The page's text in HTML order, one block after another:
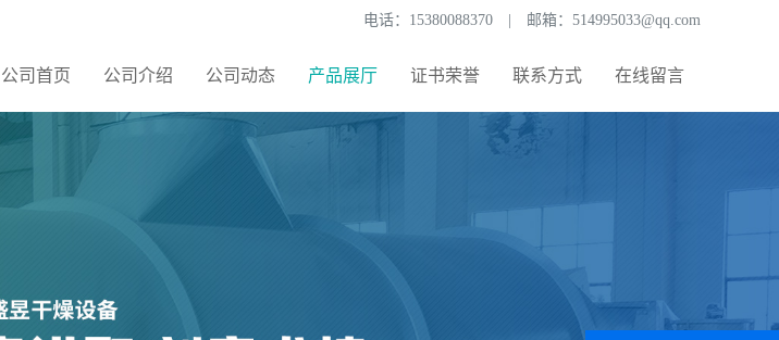
电话： 15380088370 邮箱： 514995033@qq.com
公司首页 公司介绍 公司动态 产品展厅 证书荣誉 联系方式 在线留言